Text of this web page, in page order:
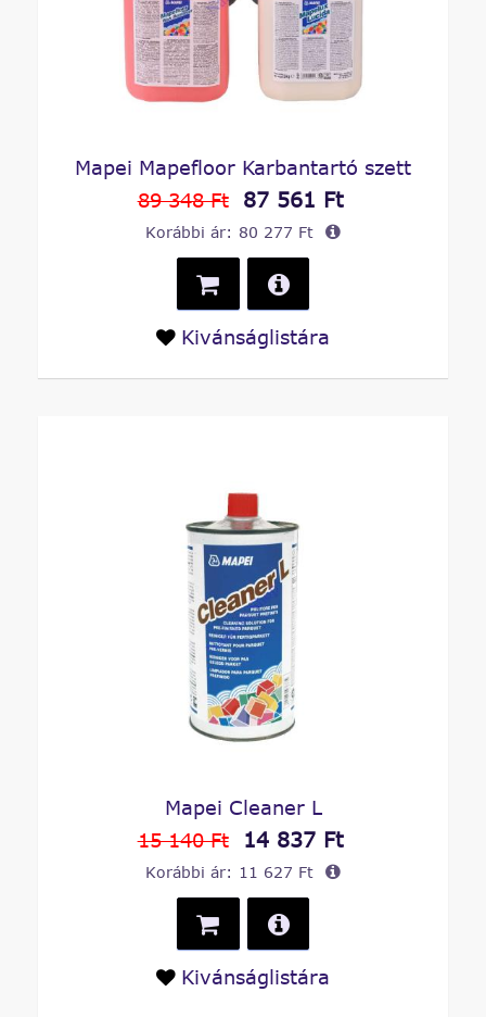
Mapei Mapefloor Karbantartó szett
89 348 Ft
87 561 Ft
Korábbi ár: 80 277 Ft
Kivánságlistára
Mapei Cleaner L
15 140 Ft
14 837 Ft
Korábbi ár: 11 627 Ft
Kivánságlistára